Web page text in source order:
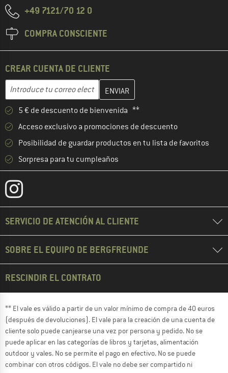
+49 7121/70 12 0
COMPRA CONSCIENTE
CREAR CUENTA DE CLIENTE
Dirección de correo electrónico
Introduce aquí tu dirección de correo electrónico y crea tu
5 € de descuento de bienvenida **
Acceso exclusivo a promociones de descuento
Posibilidad de guardar productos en tu lista de favoritos
Sorpresa para tu cumpleaños
SERVICIO DE ATENCIÓN AL CLIENTE
SOBRE EL EQUIPO DE BERGFREUNDE
RESCINDIR EL CONTRATO
** El vale es válido a partir de un valor mínimo de compra de 40 euros
(después de devoluciones). El vale para la creación de una cuenta de
cliente solo puede canjearse una vez por persona y pedido. No se
puede aplicar en las categorías de libros y tarjetas, alimentación
outdoor y vales. No se permite el pago en efectivo. No se puede
combinar con otros códigos. El vale no debe ser compartido ni